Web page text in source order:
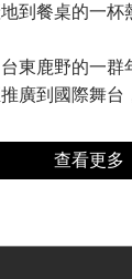
到餐桌的一杯
東鹿野的一
廣到國際舞台
查看更多